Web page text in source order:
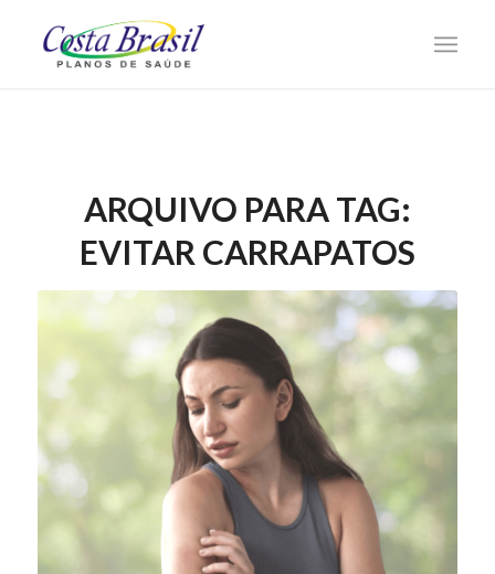
ARQUIVO PARA TAG:
EVITAR CARRAPATOS